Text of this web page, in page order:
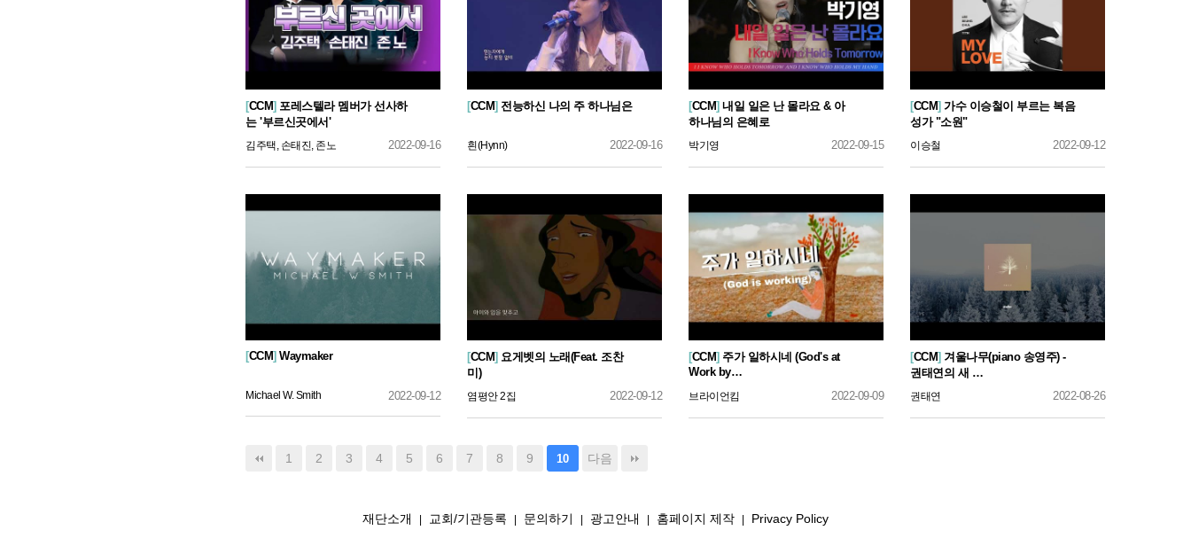
[CCM] 포레스텔라 멤버가 선사하
는 '부르신곳에서'
김주택, 손태진, 존노 2022-09-16
[CCM] 전능하신 나의 주 하나님은
흰(Hynn) 2022-09-16
[CCM] 내일 일은 난 몰라요 & 아
하나님의 은혜로
박기영 2022-09-15
[CCM] 가수 이승철이 부르는 복음
성가 "소원"
이승철 2022-09-12
[CCM] Waymaker
Michael W. Smith 2022-09-12
[CCM] 요게벳의 노래(Feat. 조찬
미)
염평안 2집 2022-09-12
[CCM] 주가 일하시네 (God's at
Work by…
브라이언킴 2022-09-09
[CCM] 겨울나무(piano 송영주) -
권태연의 새 …
권태연 2022-08-26
1 2 3 4 5 6 7 8 9 10 다음
재단소개 교회/기관등록 문의하기 광고안내 홈페이지 제작 Privacy Policy